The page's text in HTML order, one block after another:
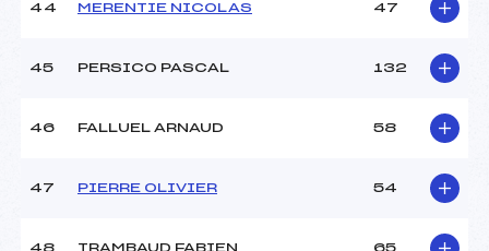
44 MERENTIE NICOLAS 47
45 PERSICO PASCAL 132
46 FALLUEL ARNAUD 58
47 PIERRE OLIVIER 54
48 TRAMBAUD FABIEN 65